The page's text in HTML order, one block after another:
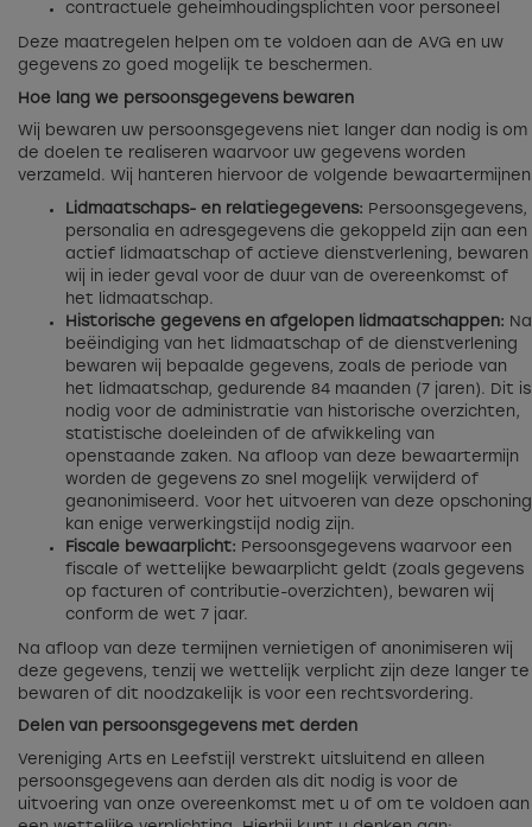
contractuele geheimhoudingsplichten voor personeel
Deze maatregelen helpen om te voldoen aan de AVG en uw
gegevens zo goed mogelijk te beschermen.
Hoe lang we persoonsgegevens bewaren
Wij bewaren uw persoonsgegevens niet langer dan nodig is om
de doelen te realiseren waarvoor uw gegevens worden
verzameld. Wij hanteren hiervoor de volgende
Lidmaatschaps- en relatiegegevens: Persoonsgegevens,
personalia en adresgegevens die gekoppeld zijn aan een
actief lidmaatschap of actieve dienstverlening, bewaren
wij in ieder geval voor de duur van de overeenkomst of
het lidmaatschap.
Historische gegevens en afgelopen lidmaatschappen: Na
beëindiging van het lidmaatschap of de dienstverlening
bewaren wij bepaalde gegevens, zoals de periode van
het lidmaatschap, gedurende 84 maanden (7 jaren). Dit is
nodig voor de administratie van historische overzichten,
statistische doeleinden of de afwikkeling van
openstaande zaken. Na afloop van deze bewaartermijn
worden de gegevens zo snel mogelijk verwijderd of
geanonimiseerd. Voor het uitvoeren van deze opschoning
kan enige verwerkingstijd nodig zijn.
Fiscale bewaarplicht: Persoonsgegevens waarvoor een
fiscale of wettelijke bewaarplicht geldt (zoals gegevens
op facturen of contributie-overzichten), bewaren wij
conform de wet 7 jaar.
Na afloop van deze termijnen vernietigen of anonimiseren wij
deze gegevens, tenzij we wettelijk verplicht zijn deze langer te
bewaren of dit noodzakelijk is voor een rechtsvordering.
Delen van persoonsgegevens met derden
Vereniging Arts en Leefstijl verstrekt uitsluitend en alleen
persoonsgegevens aan derden als dit nodig is voor de
uitvoering van onze overeenkomst met u of om te voldoen aan